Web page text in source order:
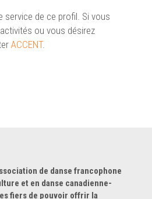
de ce profil. Si vous
ou vous désirez
ACCENT.
de danse francophone
et en danse canadienne-
fiers de pouvoir offrir la